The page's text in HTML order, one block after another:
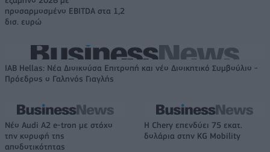
προσαρμοσμένο EBITDA στα 1,2
δισ. ευρώ
IAB Hellas: Νέα Διοικούσα Επιτροπή και νέο Διοικητικό Συμβούλιο -
Πρόεδρος ο Γαληνός Γιαγλής
Νέο Audi A2 e-tron με στόχο
την κορυφή της
αποδοτικότητας
Η Chery επενδύει 75 εκατ.
δολάρια στην KG Mobility